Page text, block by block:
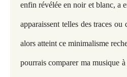
enfin révélée en noir et blanc, a
apparaissent telles des traces
alors atteint ce minimalisme
pourrais comparer ma musique